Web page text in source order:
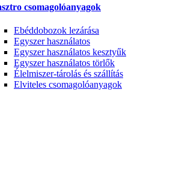
csomagolóanyagok
Ebéddobozok lezárása
Egyszer használatos
Egyszer használatos kesztyűk
Egyszer használatos törlők
Élelmiszer-tárolás és szállítás
Elviteles csomagolóanyagok